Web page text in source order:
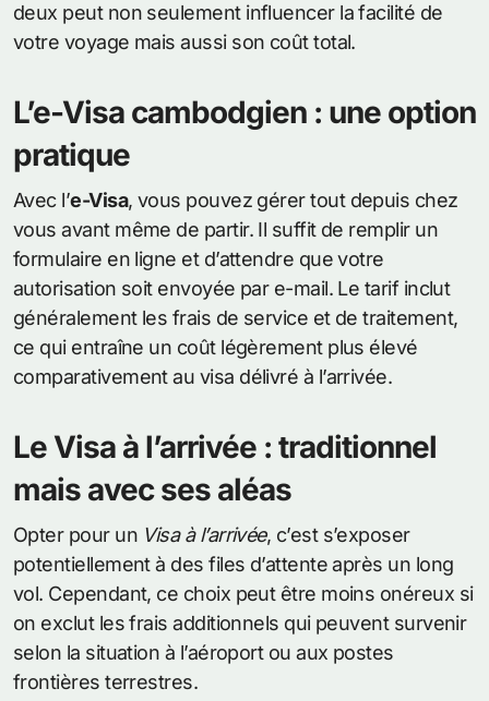
deux peut non seulement influencer la facilité de
votre voyage mais aussi son coût total.
L’e-Visa cambodgien : une option
pratique
Avec l’e-Visa, vous pouvez gérer tout depuis chez
vous avant même de partir. Il suffit de remplir un
formulaire en ligne et d’attendre que votre
autorisation soit envoyée par e-mail. Le tarif inclut
généralement les frais de service et de traitement,
ce qui entraîne un coût légèrement plus élevé
comparativement au visa délivré à l’arrivée.
Le Visa à l’arrivée : traditionnel
mais avec ses aléas
Opter pour un Visa à l’arrivée, c’est s’exposer
potentiellement à des files d’attente après un long
vol. Cependant, ce choix peut être moins onéreux si
on exclut les frais additionnels qui peuvent survenir
selon la situation à l’aéroport ou aux postes
frontières terrestres.